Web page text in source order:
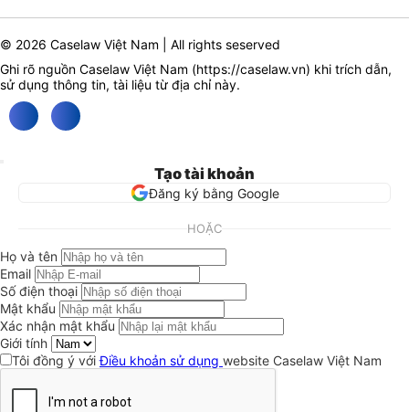
© 2026 Caselaw Việt Nam | All rights seserved
Ghi rõ nguồn Caselaw Việt Nam (https://caselaw.vn) khi trích dẫn,
sử dụng thông tin, tài liệu từ địa chỉ này.
Tạo tài khoản
Đăng ký bằng Google
HOẶC
Họ và tên
Email
Số điện thoại
Mật khẩu
Xác nhận mật khẩu
Giới tính
Tôi đồng ý vớiĐiều khoản sử dụng website Caselaw Việt Nam